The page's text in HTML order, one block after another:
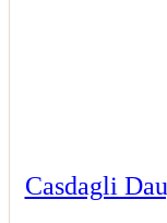
Casdagli